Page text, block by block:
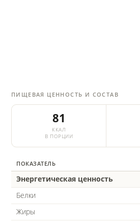
ПИЩЕВАЯ ЦЕННОСТЬ И СОСТАВ
81
ККАЛ
В ПОРЦИИ
ПОКАЗАТЕЛЬ
Энергетическая ценность
Белки
Жиры